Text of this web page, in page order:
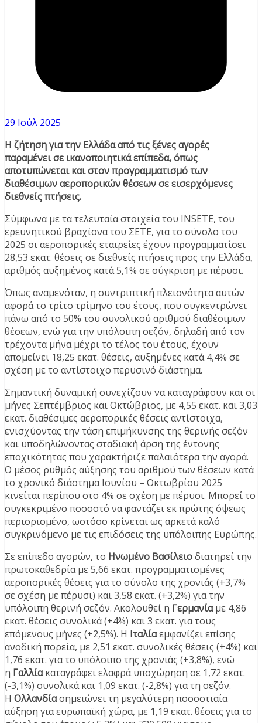
29 Ιούλ 2025
Η ζήτηση για την Ελλάδα από τις ξένες αγορές
παραμένει σε ικανοποιητικά επίπεδα, όπως
αποτυπώνεται και στον προγραμματισμό των
διαθέσιμων αεροπορικών θέσεων σε εισερχόμενες
διεθνείς πτήσεις.
Σύμφωνα με τα τελευταία στοιχεία του INSETE, του
ερευνητικού βραχίονα του ΣΕΤΕ, για το σύνολο του
2025 οι αεροπορικές εταιρείες έχουν προγραμματίσει
28,53 εκατ. θέσεις σε διεθνείς πτήσεις προς την Ελλάδα,
αριθμός αυξημένος κατά 5,1% σε σύγκριση με πέρυσι.
Όπως αναμενόταν, η συντριπτική πλειονότητα αυτών
αφορά το τρίτο τρίμηνο του έτους, που συγκεντρώνει
πάνω από το 50% του συνολικού αριθμού διαθέσιμων
θέσεων, ενώ για την υπόλοιπη σεζόν, δηλαδή από τον
τρέχοντα μήνα μέχρι το τέλος του έτους, έχουν
απομείνει 18,25 εκατ. θέσεις, αυξημένες κατά 4,4% σε
σχέση με το αντίστοιχο περυσινό διάστημα.
Σημαντική δυναμική συνεχίζουν να καταγράφουν και οι
μήνες Σεπτέμβριος και Οκτώβριος, με 4,55 εκατ. και 3,03
εκατ. διαθέσιμες αεροπορικές θέσεις αντίστοιχα,
ενισχύοντας την τάση επιμήκυνσης της θερινής σεζόν
και υποδηλώνοντας σταδιακή άρση της έντονης
εποχικότητας που χαρακτήριζε παλαιότερα την αγορά.
Ο μέσος ρυθμός αύξησης του αριθμού των θέσεων κατά
το χρονικό διάστημα Ιουνίου – Οκτωβρίου 2025
κινείται περίπου στο 4% σε σχέση με πέρυσι. Μπορεί το
συγκεκριμένο ποσοστό να φαντάζει εκ πρώτης όψεως
περιορισμένο, ωστόσο κρίνεται ως αρκετά καλό
συγκρινόμενο με τις επιδόσεις της υπόλοιπης Ευρώπης.
Σε επίπεδο αγορών, το Ηνωμένο Βασίλειοδιατηρεί την
πρωτοκαθεδρία με 5,66 εκατ. προγραμματισμένες
αεροπορικές θέσεις για το σύνολο της χρονιάς (+3,7%
σε σχέση με πέρυσι) και 3,58 εκατ. (+3,2%) για την
υπόλοιπη θερινή σεζόν. Ακολουθεί η Γερμανίαμε 4,86
εκατ. θέσεις συνολικά (+4%) και 3 εκατ. για τους
επόμενους μήνες (+2,5%). Η Ιταλίαεμφανίζει επίσης
ανοδική πορεία, με 2,51 εκατ. συνολικές θέσεις (+4%) και
1,76 εκατ. για το υπόλοιπο της χρονιάς (+3,8%), ενώ
η Γαλλίακαταγράφει ελαφρά υποχώρηση σε 1,72 εκατ.
(-3,1%) συνολικά και 1,09 εκατ. (-2,8%) για τη σεζόν.
Η Ολλανδίασημειώνει τη μεγαλύτερη ποσοστιαία
αύξηση για ευρωπαϊκή χώρα, με 1,19 εκατ. θέσεις για το